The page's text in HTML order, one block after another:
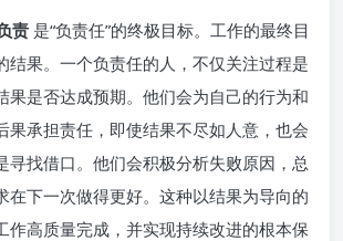
责 是“负责任”的终极目标。工作的最终目
结果。一个负责任的人，不仅关注过程是
果是否达成预期。他们会为自己的行为和
果承担责任，即使结果不尽如人意，也会
寻找借口。他们会积极分析失败原因，总
在下一次做得更好。这种以结果为导向的
作高质量完成，并实现持续改进的根本保